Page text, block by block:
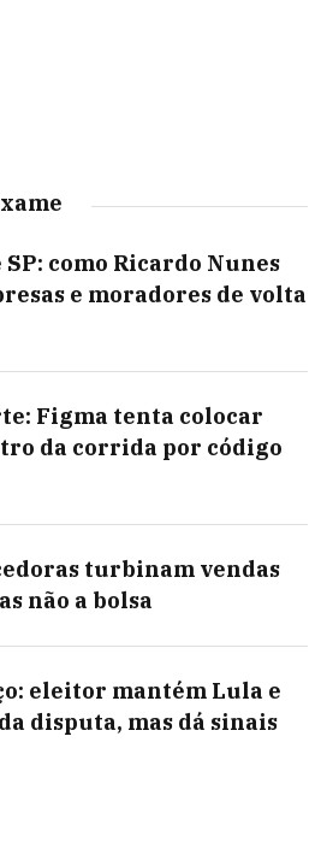
como Ricardo Nunes
e moradores de volta
Figma tenta colocar
da corrida por código
turbinam vendas
não a bolsa
eleitor mantém Lula e
disputa, mas dá sinais